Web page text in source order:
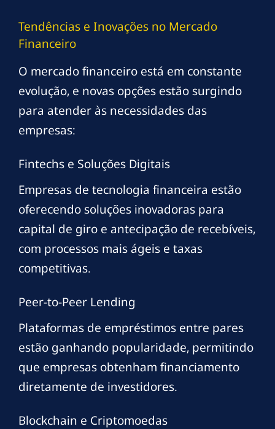
Tendências e Inovações no Mercado
Financeiro
O mercado financeiro está em constante
evolução, e novas opções estão surgindo
para atender às necessidades das
empresas:
Fintechs e Soluções Digitais
Empresas de tecnologia financeira estão
oferecendo soluções inovadoras para
capital de giro e antecipação de recebíveis,
com processos mais ágeis e taxas
competitivas.
Peer-to-Peer Lending
Plataformas de empréstimos entre pares
estão ganhando popularidade, permitindo
que empresas obtenham financiamento
diretamente de investidores.
Blockchain e Criptomoedas